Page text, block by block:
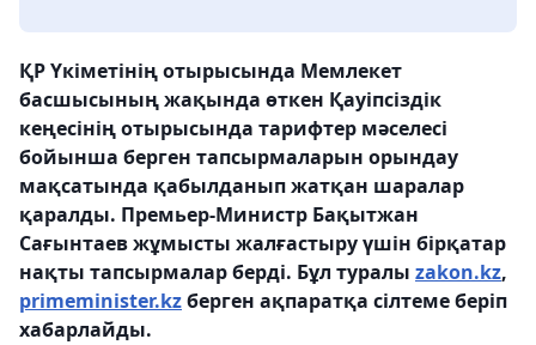
ҚР Үкіметінің отырысында Мемлекет
басшысының жақында өткен Қауіпсіздік
кеңесінің отырысында тарифтер мәселесі
бойынша берген тапсырмаларын орындау
мақсатында қабылданып жатқан шаралар
қаралды. Премьер-Министр Бақытжан
Сағынтаев жұмысты жалғастыру үшін бірқатар
нақты тапсырмалар берді. Бұл туралы zakon.kz,
primeminister.kzберген ақпаратқа сілтеме беріп
хабарлайды.